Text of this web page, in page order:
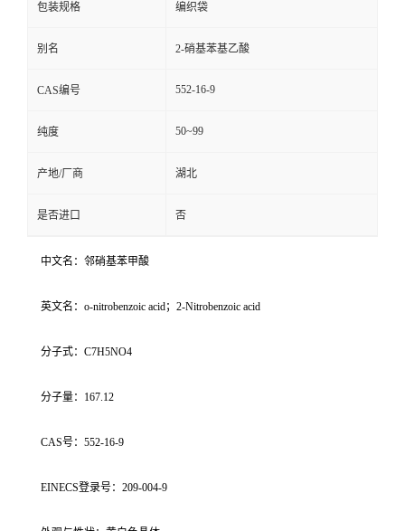
包装规格 编织袋
别名 2-硝基苯基乙酸
CAS编号 552-16-9
纯度 50~99
产地/厂商 湖北
是否进口 否
中文名：邻硝基苯甲酸
英文名：o-nitrobenzoic acid；2-Nitrobenzoic acid
分子式：C7H5NO4
分子量：167.12
CAS号：552-16-9
EINECS登录号：209-004-9